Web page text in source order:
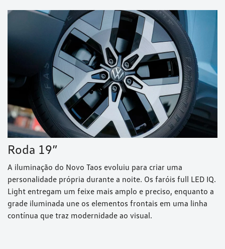
Roda 19”
A iluminação do Novo Taos evoluiu para criar uma
personalidade própria durante a noite. Os faróis full LED IQ.
Light entregam um feixe mais amplo e preciso, enquanto a
grade iluminada une os elementos frontais em uma linha
contínua que traz modernidade ao visual.